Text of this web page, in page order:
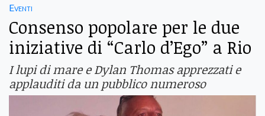
Eventi
Consenso popolare per le due
iniziative di “Carlo d’Ego” a Rio
I lupi di mare e Dylan Thomas apprezzati e
applauditi da un pubblico numeroso